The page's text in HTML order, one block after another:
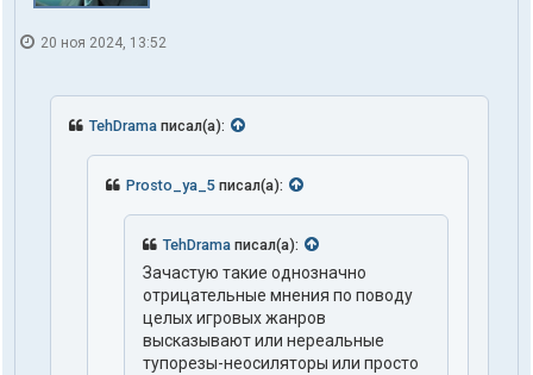
20 ноя 2024, 13:52
TehDrama писал(а):
Prosto_ya_5 писал(а):
TehDrama писал(а):
Зачастую такие однозначно
отрицательные мнения по поводу
целых игровых жанров
высказывают или нереальные
тупорезы-неосиляторы или просто